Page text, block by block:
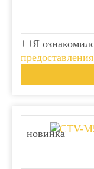
Я
новинка